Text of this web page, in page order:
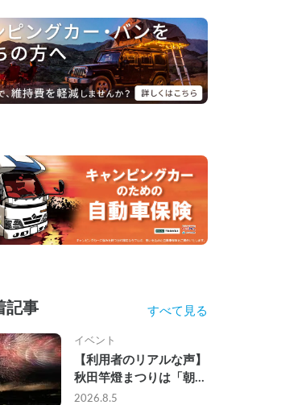
記事 すべて見る
イベント
【利用者のリアルな声】
秋田竿燈まつりは「朝か
ら夜まで」の祭り。キャ
2026.8.5